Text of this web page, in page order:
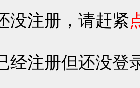
注册，请赶紧
注册但还没登